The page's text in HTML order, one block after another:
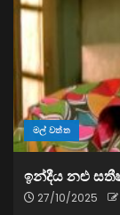
මල් වත්ත
ඉන්දීය නළු
27/10/2025